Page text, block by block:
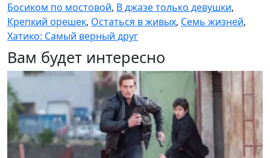
Босиком по мостовой, В джазе только девушки,
Крепкий орешек, Остаться в живых, Семь жизней,
Хатико: Самый верный друг
Вам будет интересно